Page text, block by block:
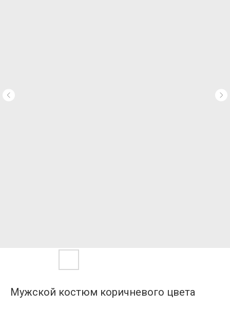
Мужской костюм коричневого цвета